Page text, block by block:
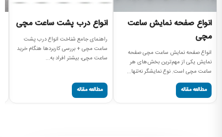
انواع صفحه نمایش ساعت
مچی
انواع صفحه نمایش ساعت مچی صفحه
نمایش یکی از مهم‌ترین بخش‌های هر
ساعت مچی است. نوع نمایشگر نه‌تنها...
مطالعه مقاله
انواع درب پشت ساعت مچی
راهنمای جامع شناخت انواع درب پشت
ساعت مچی + بررسی کاربردها هنگام خرید
ساعت مچی، بیشتر افراد به...
مطالعه مقاله